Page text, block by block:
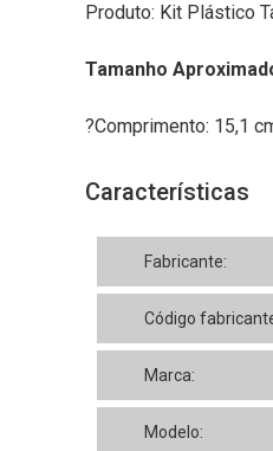
Produto: Kit Plástico
Tamanho
?Comprimento: 15,1
Características
Fabricante:
Código
Marca:
Modelo: